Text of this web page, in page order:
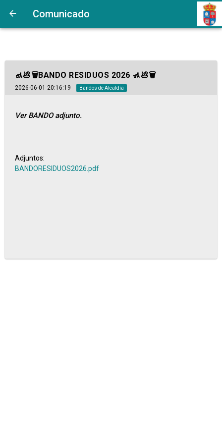
https://www.bandomovil.com/userFiles/Az/
no esimagenComunicado
🚮💩​🗑️​​BANDO RESIDUOS 2026 🚮​💩🗑️
2026-06-01 20:16:19 Bandos de Alcaldía
Ver BANDO adjunto.
Adjuntos:
BANDORESIDUOS2026.pdf